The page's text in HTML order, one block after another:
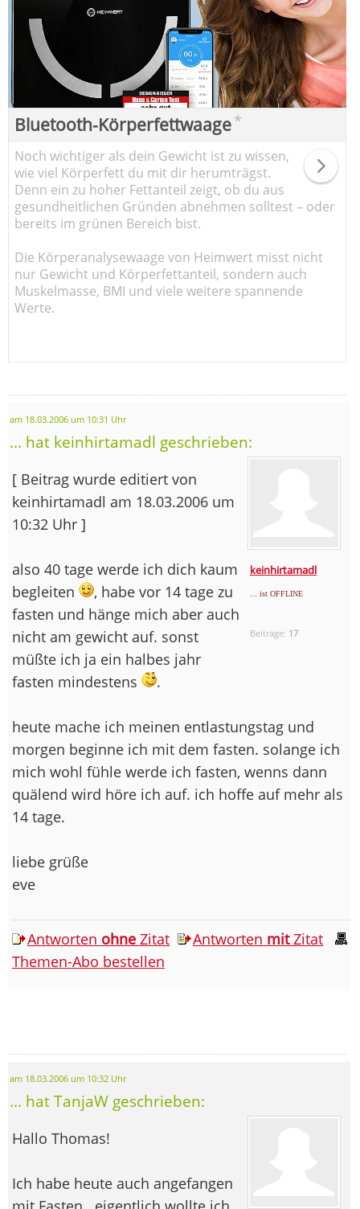
Bluetooth-Körperfettwaage*
Noch wichtiger als dein Gewicht ist zu wissen,
wie viel Körperfett du mit dir herumträgst.
Denn ein zu hoher Fettanteil zeigt, ob du aus
gesundheitlichen Gründen abnehmen solltest – oder
bereits im grünen Bereich bist.
Die Körperanalysewaage von Heimwert misst nicht
nur Gewicht und Körperfettanteil, sondern auch
Muskelmasse, BMI und viele weitere spannende
Werte.
am 18.03.2006 um 10:31 Uhr
... hat keinhirtamadl geschrieben:
keinhirtamadl
... ist OFFLINE
Beiträge: 17
[ Beitrag wurde editiert von
keinhirtamadl am 18.03.2006 um
10:32 Uhr ]
also 40 tage werde ich dich kaum
begleiten
, habe vor 14 tage zu
fasten und hänge mich aber auch
nicht am gewicht auf. sonst
müßte ich ja ein halbes jahr
fasten mindestens
.
heute mache ich meinen entlastungstag und
morgen beginne ich mit dem fasten. solange ich
mich wohl fühle werde ich fasten, wenns dann
quälend wird höre ich auf. ich hoffe auf mehr als
14 tage.
liebe grüße
eve
Antworten ohne Zitat Antworten mitZitat
Themen-Abo bestellen
am 18.03.2006 um 10:32 Uhr
... hat TanjaW geschrieben:
Hallo Thomas!
Ich habe heute auch angefangen